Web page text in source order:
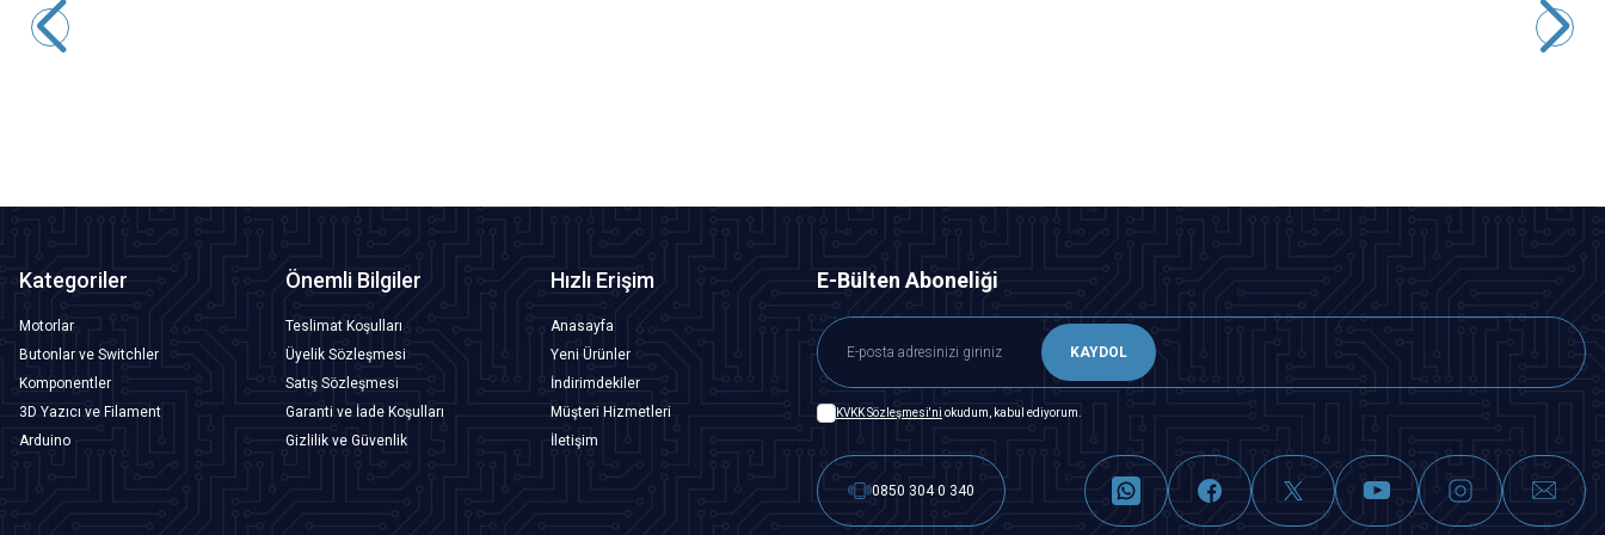
Kategoriler
Motorlar
Butonlar ve Switchler
Komponentler
3D Yazıcı ve Filament
Arduino
Önemli Bilgiler
Teslimat Koşulları
Üyelik Sözleşmesi
Satış Sözleşmesi
Garanti ve İade Koşulları
Gizlilik ve Güvenlik
Hızlı Erişim
Anasayfa
Yeni Ürünler
İndirimdekiler
Müşteri Hizmetleri
İletişim
E-Bülten Aboneliği
KAYDOL
KVKK Sözleşmesi'ni okudum, kabul ediyorum.
0850 304 0 340